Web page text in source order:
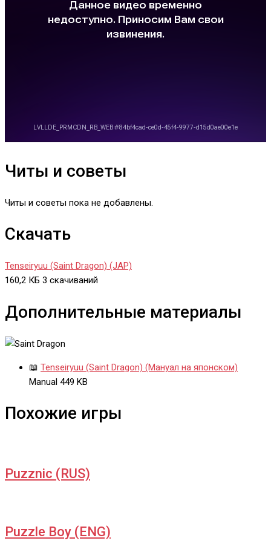
Читы и советы
Читы и советы пока не добавлены.
Скачать
Tenseiryuu (Saint Dragon) (JAP)
160,2 КБ 3 скачиваний
Дополнительные материалы
📖 Tenseiryuu (Saint Dragon) (Мануал на японском)
Manual 449 KB
Похожие игры
Puzznic (RUS)
Puzzle Boy (ENG)